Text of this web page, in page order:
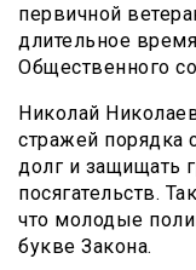
первичной
длительное
Общественного
Николай
стражей порядка
долг и защищать
посягательств.
что молодые
букве Закона.